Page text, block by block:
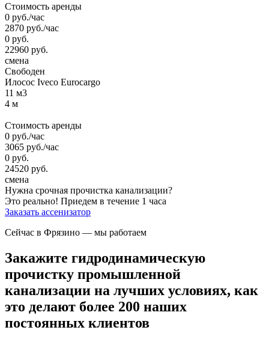
Стоимость аренды
0 руб./час
2870 руб./час
0 руб.
22960 руб.
смена
Свободен
Илосос Iveco Eurocargo
11 м3
4 м
Стоимость аренды
0 руб./час
3065 руб./час
0 руб.
24520 руб.
смена
Нужна cрочная прочистка канализации?
Это реально! Приедем в течение 1 часа
Заказать ассенизатор
Сейчас в Фрязино — мы работаем
Закажите гидродинамическую
прочистку промышленной
канализации на лучших условиях, как
это делают более 200 наших
постоянных клиентов